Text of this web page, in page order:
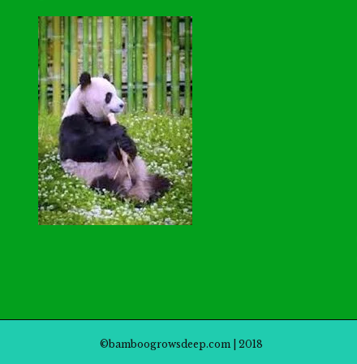
©bamboogrowsdeep.com | 2018